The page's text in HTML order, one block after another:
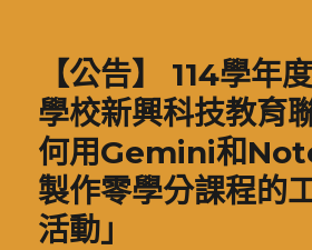
【公告】 114學年
學校新興科技教育
何用Gemini和
製作零學分課程的
活動」